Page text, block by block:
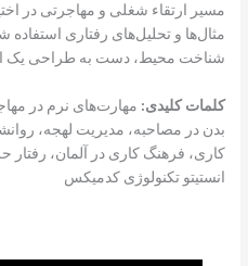
مسیر ارتقاء شغلی و مهاجرتی در
مثال‌ها و تحلیل‌های رفتاری استفاده
شناخت محیط، دست به طراحی یک
کلمات کلیدی: مهارت‌های نرم در
بدن در مصاحبه، مدیریت لهجه،
کاری، فرهنگ کاری در آلمان، رفتار
انستیتو تکنولوژی کدمیکس